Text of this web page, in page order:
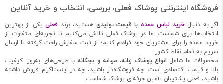
فروشگاه اینترنتی پوشاک فعلی، بررسی، انتخاب و خرید آنلاین
اگر به دنبالخرید لباس عمده با قیمت تولیدی هستید، برند فعلی یکی از بهترین
انتخاب‌ها برای شماست. ما در پوشاک فعلی تلاش می‌کنیم تا تجربه‌ای متفاوت از
خرید عمده را برای مشتریان خود فراهم کنیم؛ از ثبت سفارش راحت گرفته تا ارسال
سریع به تمام نقاط کشور.
محصولات ما شامل انواع پوشاک زنانه، مردانه و بچگانهبا طراحی‌های به‌روز، کیفیت
بالا و قیمت اقتصادی است. چه فروشگاه‌دار باشید، چه در اینستاگرام فروش داشته
باشید، فعلی پشتیبان تأمین حرفه‌ای پوشاک شماست.